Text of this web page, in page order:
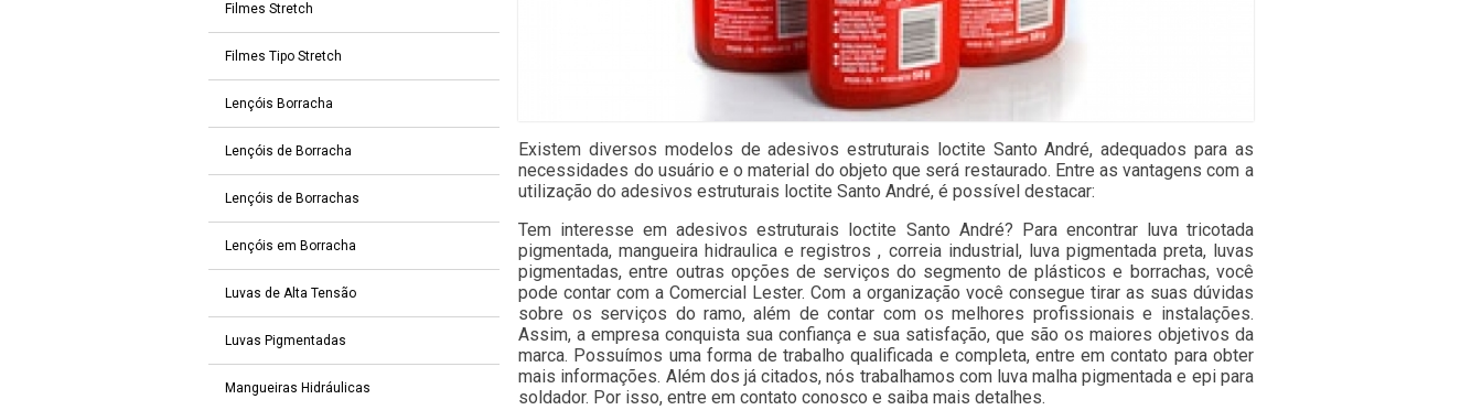
Filmes Stretch
Filmes Tipo Stretch
Lençóis Borracha
Lençóis de Borracha
Lençóis de Borrachas
Lençóis em Borracha
Luvas de Alta Tensão
Luvas Pigmentadas
Mangueiras Hidráulicas
Existem diversos modelos de adesivos estruturais loctite Santo André, adequados para as
necessidades do usuário e o material do objeto que será restaurado. Entre as vantagens com a
utilização do adesivos estruturais loctite Santo André, é possível destacar:
Tem interesse em adesivos estruturais loctite Santo André? Para encontrar luva tricotada
pigmentada, mangueira hidraulica e registros , correia industrial, luva pigmentada preta, luvas
pigmentadas, entre outras opções de serviços do segmento de plásticos e borrachas, você
pode contar com a Comercial Lester. Com a organização você consegue tirar as suas dúvidas
sobre os serviços do ramo, além de contar com os melhores profissionais e instalações.
Assim, a empresa conquista sua confiança e sua satisfação, que são os maiores objetivos da
marca. Possuímos uma forma de trabalho qualificada e completa, entre em contato para obter
mais informações. Além dos já citados, nós trabalhamos com luva malha pigmentada e epi para
soldador. Por isso, entre em contato conosco e saiba mais detalhes.